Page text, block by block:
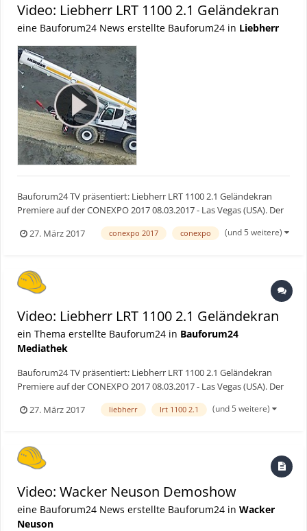
Video: Liebherr LRT 1100 2.1 Geländekran
eine Bauforum24 News erstellte Bauforum24 in Liebherr
Bauforum24 TV präsentiert: Liebherr LRT 1100 2.1 Geländekran
Premiere auf der CONEXPO 2017 08.03.2017 - Las Vegas (USA). Der
neue 100-Tonner LRT 1100-2.1 bietet einen 50 Meter langen
Teleskopausleger mit einem "Telematik“- Teleskopiersystem, bei
27. März 2017 conexpo 2017 conexpo (und 5 weitere)
Video: Liebherr LRT 1100 2.1 Geländekran
ein Thema erstellte Bauforum24 in Bauforum24
Mediathek
Bauforum24 TV präsentiert: Liebherr LRT 1100 2.1 Geländekran
Premiere auf der CONEXPO 2017 08.03.2017 - Las Vegas (USA). Der
Teleskopausleger mit einem "Telematik“- Teleskopiersystem, bei
27. März 2017 liebherr lrt 1100 2.1 (und 5 weitere)
Video: Wacker Neuson Demoshow
eine Bauforum24 News erstellte Bauforum24 in Wacker
Neuson